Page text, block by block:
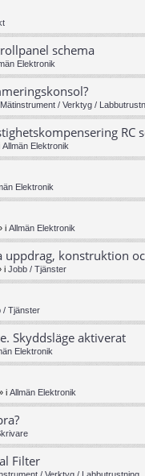
schema
Elektronik
Mätinstrument / Verktyg /
RC
Allmän Elektronik
Elektronik
i Allmän Elektronik
uppdrag, konstruktion
i Jobb / Tjänster
/ Tjänster
Skyddsläge aktiverat
Elektronik
i Allmän Elektronik
Filter